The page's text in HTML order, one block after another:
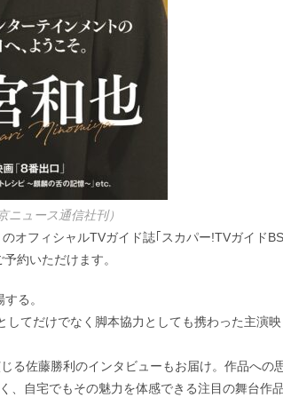
ニュース通信社刊）
オフィシャルTVガイド誌｢スカパー!TVガイドBS
約いただけます。
る。
してだけでなく脚本協力としても携わった主演映
る佐藤勝利のインタビューもお届け。作品への
、自宅でもその魅力を体感できる注目の舞台作品